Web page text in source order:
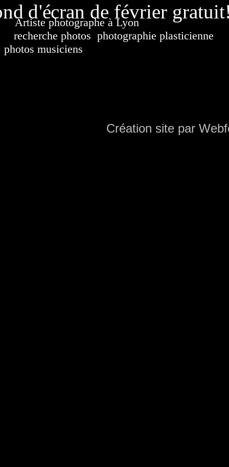
d'écran de février
Artiste photographe à LyonFrance. Banque
recherche photos photographie plasticienne
photos musiciens
Création site par